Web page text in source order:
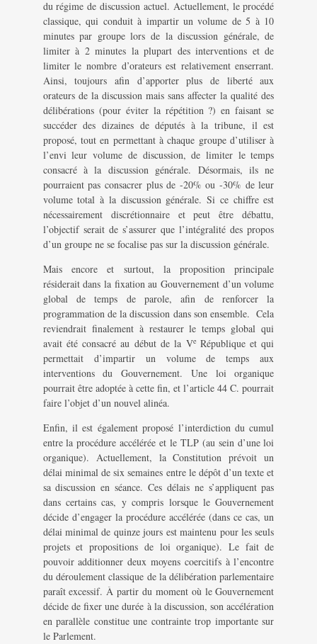
du régime de discussion actuel. Actuellement, le procédé
classique, qui conduit à impartir un volume de 5 à 10
minutes par groupe lors de la discussion générale, de
limiter à 2 minutes la plupart des interventions et de
limiter le nombre d’orateurs est relativement enserrant.
Ainsi, toujours afin d’apporter plus de liberté aux
orateurs de la discussion mais sans affecter la qualité des
délibérations (pour éviter la répétition ?) en faisant se
succéder des dizaines de députés à la tribune, il est
proposé, tout en permettant à chaque groupe d’utiliser à
l’envi leur volume de discussion, de limiter le temps
consacré à la discussion générale. Désormais, ils ne
pourraient pas consacrer plus de -20% ou -30% de leur
volume total à la discussion générale. Si ce chiffre est
nécessairement discrétionnaire et peut être débattu,
l’objectif serait de s’assurer que l’intégralité des propos
d’un groupe ne se focalise pas sur la discussion générale.
Mais encore et surtout, la proposition principale
résiderait dans la fixation au Gouvernement d’un volume
global de temps de parole, afin de renforcer la
programmation de la discussion dans son ensemble. Cela
reviendrait finalement à restaurer le temps global qui
avait été consacré au début de la Ve République et qui
permettait d’impartir un volume de temps aux
interventions du Gouvernement. Une loi organique
pourrait être adoptée à cette fin, et l’article 44 C. pourrait
faire l’objet d’un nouvel alinéa.
Enfin, il est également proposé l’interdiction du cumul
entre la procédure accélérée et le TLP (au sein d’une loi
organique). Actuellement, la Constitution prévoit un
délai minimal de six semaines entre le dépôt d’un texte et
sa discussion en séance. Ces délais ne s’appliquent pas
dans certains cas, y compris lorsque le Gouvernement
décide d’engager la procédure accélérée (dans ce cas, un
délai minimal de quinze jours est maintenu pour les seuls
projets et propositions de loi organique). Le fait de
pouvoir additionner deux moyens coercitifs à l’encontre
du déroulement classique de la délibération parlementaire
paraît excessif. À partir du moment où le Gouvernement
décide de fixer une durée à la discussion, son accélération
en parallèle constitue une contrainte trop importante sur
le Parlement.